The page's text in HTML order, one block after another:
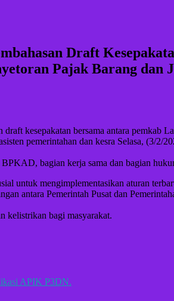
Draft
Pajak Barang dan
kesepakatan bersama antara pemkab
pemerintahan dan kesra Selasa, (3/2/
bagian kerja sama dan bagian
untuk mengimplementasikan aturan
antara Pemerintah Pusat dan
kelistrikan bagi masyarakat.
APIK P3DN.